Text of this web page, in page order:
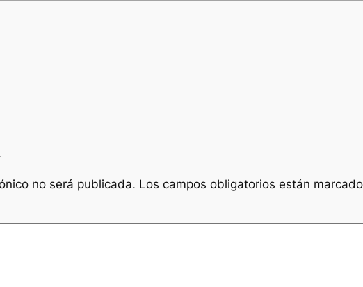
no será publicada. Los campos obligatorios están